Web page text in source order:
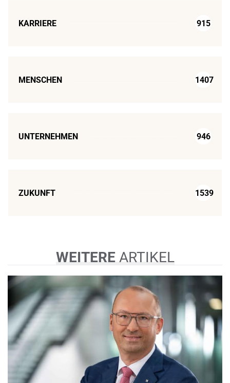
KARRIERE 915
MENSCHEN 1407
UNTERNEHMEN 946
ZUKUNFT 1539
WEITEREARTIKEL